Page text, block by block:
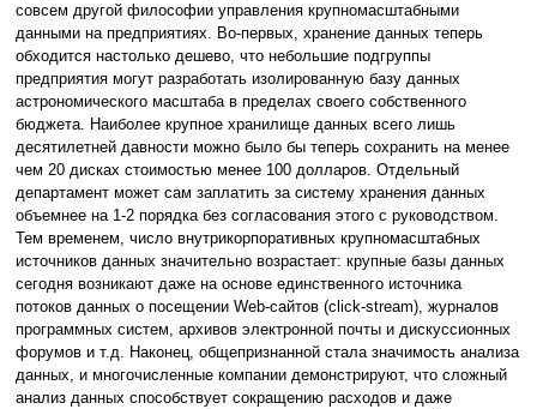
совсем другой философии управления крупномасштабными
данными на предприятиях. Во-первых, хранение данных теперь
обходится настолько дешево, что небольшие подгруппы
предприятия могут разработать изолированную базу данных
астрономического масштаба в пределах своего собственного
бюджета. Наиболее крупное хранилище данных всего лишь
десятилетней давности можно было бы теперь сохранить на менее
чем 20 дисках стоимостью менее 100 долларов. Отдельный
департамент может сам заплатить за систему хранения данных
объемнее на 1-2 порядка без согласования этого с руководством.
Тем временем, число внутрикорпоративных крупномасштабных
источников данных значительно возрастает: крупные базы данных
сегодня возникают даже на основе единственного источника
потоков данных о посещении Web-сайтов (click-stream), журналов
программных систем, архивов электронной почты и дискуссионных
форумов и т.д. Наконец, общепризнанной стала значимость анализа
данных, и многочисленные компании демонстрируют, что сложный
анализ данных способствует сокращению расходов и даже